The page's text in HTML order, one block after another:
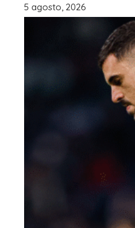
5 agosto, 2026